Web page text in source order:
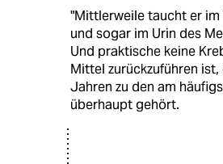
"Mittlerweile taucht er im
und sogar im Urin des
Und praktische keine
Mittel zurückzuführen
Jahren zu den am
überhaupt gehört.